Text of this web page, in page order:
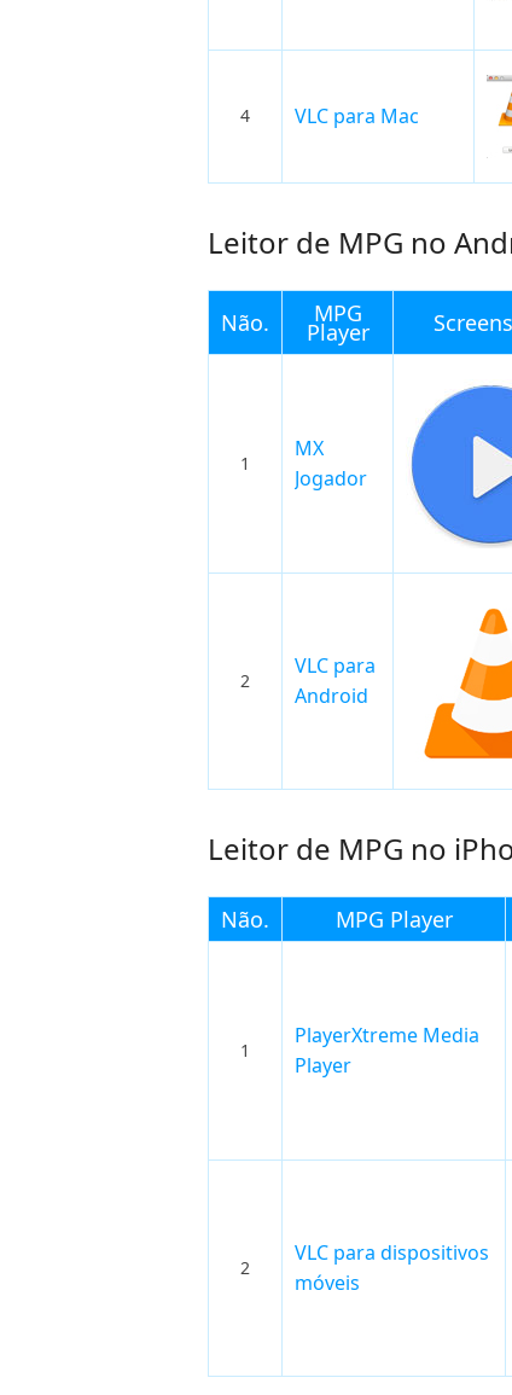
4 VLC para Mac
Leitor de MPG no
Não. MPG
Player
1
MX
Jogador
2
VLC para
Android
Leitor de MPG no
Não. MPG Player
1
PlayerXtreme Media
Player
2
VLC para dispositivos
móveis